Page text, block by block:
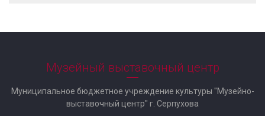
Музейный выставочный центр
Муниципальное бюджетное учреждение культуры "Музейно-
выставочный центр" г. Серпухова